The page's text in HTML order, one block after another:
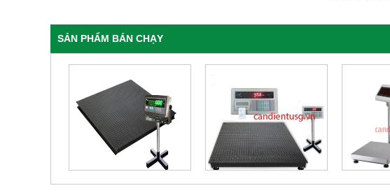
SẢN PHẨM BÁN CHẠY